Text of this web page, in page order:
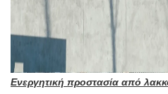
Ενεργητική προστασία από